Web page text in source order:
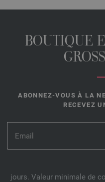
BOUTIQUE
ABONNEZ-VOUS À LA
RECEVEZ
jours. Valeur minimale de